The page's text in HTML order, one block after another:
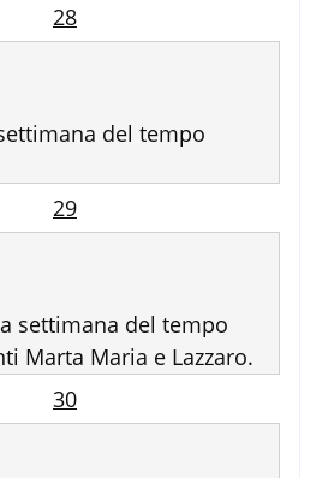
28
del tempo
29
settimana del tempo
Marta Maria e Lazzaro.
30